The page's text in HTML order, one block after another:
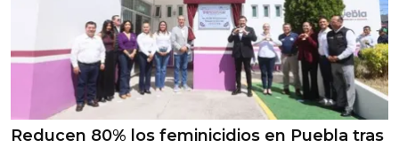
Reducen 80% los feminicidios en Puebla tras